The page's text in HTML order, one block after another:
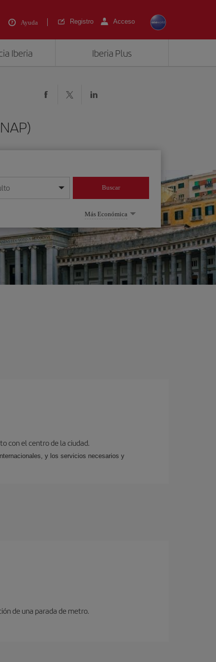
Ayuda Registro Acceso
Iberia Iberia Plus
mes/año
Buscar
Más Económica
con el centro de la ciudad.
y los servicios necesarios y
de una parada de metro.